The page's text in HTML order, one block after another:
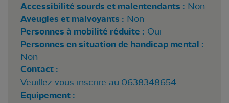
Accessibilité sourds et malentendants : Non
Aveugles et malvoyants : Non
Personnes à mobilité réduite : Oui
Personnes en situation de handicap mental :
Non
Contact :
Veuillez vous inscrire au 0638348654
Equipement :